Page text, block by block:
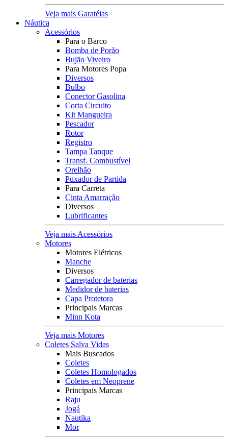
Veja mais Garatéias
Náutica
Acessórios
Para o Barco
Bomba de Porão
Bujão Viveiro
Para Motores Popa
Diversos
Bulbo
Conector Gasolina
Corta Circuito
Kit Mangueira
Pescador
Rotor
Registro
Tampa Tanque
Transf. Combustível
Orelhão
Puxador de Partida
Para Carreta
Cinta Amarração
Diversos
Lubrificantes
Veja mais Acessórios
Motores
Motores Elétricos
Manche
Diversos
Carregador de baterias
Medidor de baterias
Capa Protetora
Principais Marcas
Minn Kota
Veja mais Motores
Coletes Salva Vidas
Mais Buscados
Coletes
Coletes Homologados
Coletes em Neoprene
Principais Marcas
Raju
Jogá
Nautika
Mor